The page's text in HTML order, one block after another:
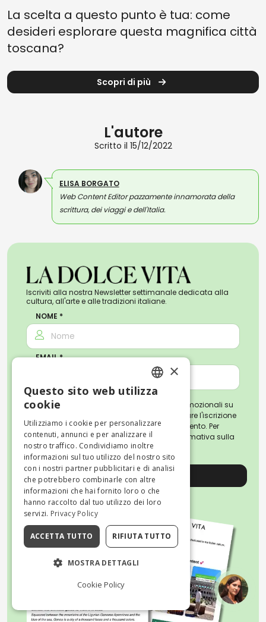
La scelta a questo punto è tua: come
desideri esplorare questa magnifica città
toscana?
Scopri di più
L'autore
Scritto il 15/12/2022
ELISA BORGATO
Web Content Editor pazzamente innamorata della
scrittura, dei viaggi e dell'Italia.
Iscriviti alla nostra Newsletter settimanale dedicata alla
cultura, all'arte e alle tradizioni italiane.
NOME *
EMAIL *
Iscrivendoti, accetti di ricevere email promozionali su
attività e consigli di viaggio. Puoi annullare l'iscrizione
o revocare il consenso in qualsiasi momento. Per
ulteriori informazioni, leggi la nostra
Informativa sulla
privacy
Registrati
ENGLISH
ITALIAN
×
Questo sito web utilizza
cookie
Utilizziamo i cookie per personalizzare
contenuti, annunci e per analizzare il
nostro traffico. Condividiamo inoltre
informazioni sul tuo utilizzo del nostro sito
con i nostri partner pubblicitari e di analisi
che potrebbero combinarle con altre
informazioni che hai fornito loro o che
hanno raccolto dal tuo utilizzo dei loro
servizi. Privacy Policy
ACCETTA TUTTO RIFIUTA TUTTO
MOSTRA DETTAGLI
Cookie Policy